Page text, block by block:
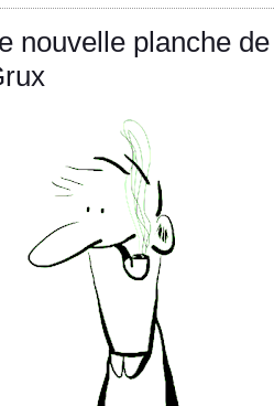
nouvelle planche de